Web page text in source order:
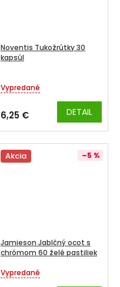
Noventis Tukožrútky 30
kapsúl
Vypredané
6,25 € DETAIL
Akcia –5 %
Jamieson Jablčný ocot s
chrómom 60 želé pastiliek
Priemerné
Vypredané